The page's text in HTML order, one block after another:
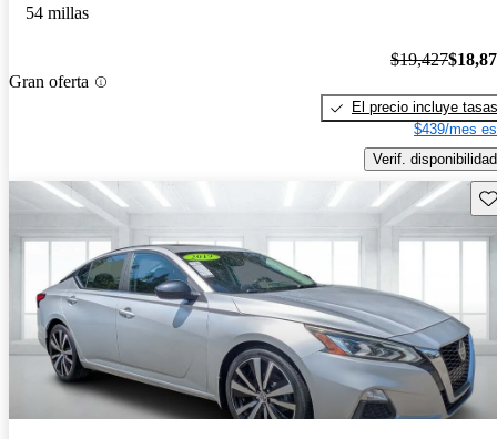
54 millas
Gran oferta
$19,427
El precio incluye tasas
$439/mes
Verif. disponibilidad